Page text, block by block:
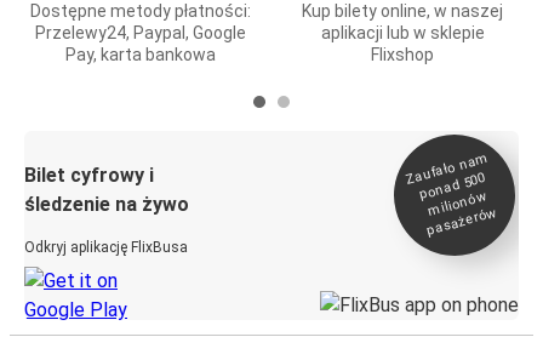
Dostępne metody płatności:
Przelewy24, Paypal, Google
Pay, karta bankowa
Kup bilety online, w naszej
aplikacji lub w sklepie
Flixshop
Bilet cyfrowy i
śledzenie na żywo
Odkryj aplikację FlixBusa
Zaufało na
m
ponad 500
milionó
w
pasażeró
w